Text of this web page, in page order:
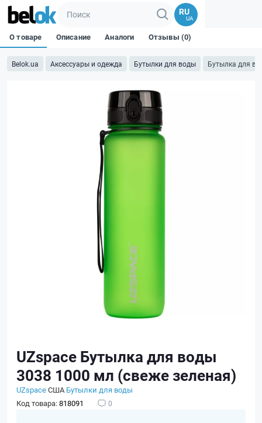
RU
UA
Belok.ua Аксессуары и одежда Бутылки для воды Бутылка для
О товаре Описание Аналоги Отзывы (0)
UZspace Бутылка для воды
3038 1000 мл (свеже зеленая)
UZspaceСША Бутылки для воды
Код товара:818091 0